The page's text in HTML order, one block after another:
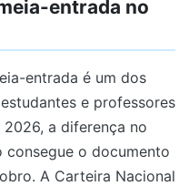
entrada no
entrada é um dos
e professores
a diferença no
consegue o documento
A Carteira Nacional